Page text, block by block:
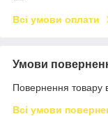
Всі умови оплати
Умови
Повернення товару
Всі умови